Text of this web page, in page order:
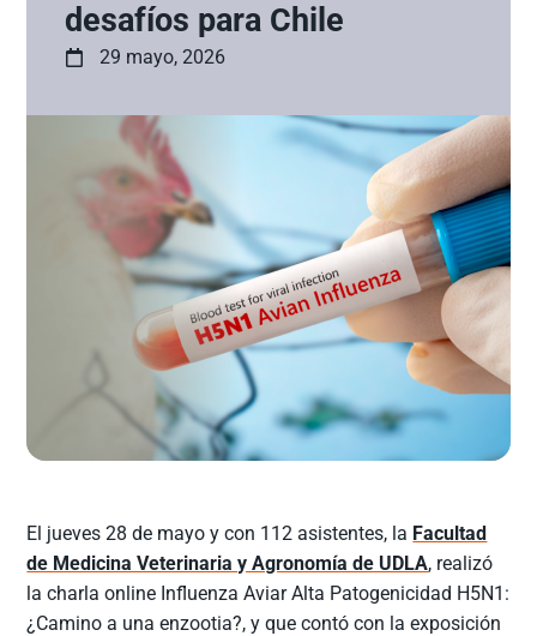
desafíos para Chile
29 mayo, 2026
El jueves 28 de mayo y con 112 asistentes, la Facultad
de Medicina Veterinaria y Agronomía de UDLA, realizó
la charla online Influenza Aviar Alta Patogenicidad H5N1:
¿Camino a una enzootia?, y que contó con la exposición